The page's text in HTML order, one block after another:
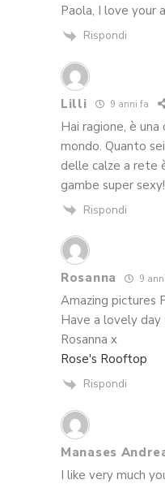
Paola, I love your
Rispondi
Lilli 9 anni fa
Hai ragione, è
mondo. Quanto
delle calze a rete
gambe super
Rispondi
Rosanna 9
Amazing pictures
Have a lovely day
Rosanna x
Rose's Rooftop
Rispondi
Manases
I like very much